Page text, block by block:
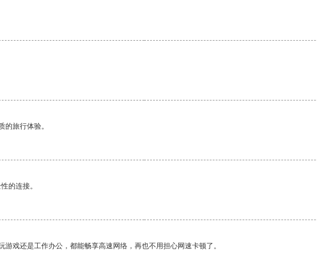
旅行体验。
的连接。
戏还是工作办公，都能畅享高速网络，再也不用担心网速卡顿了。